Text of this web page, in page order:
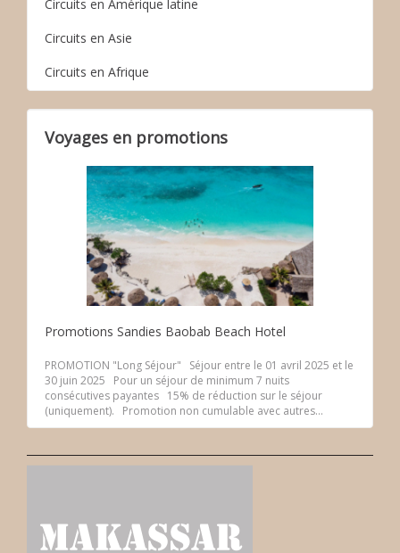
Circuits en Amérique latine
Circuits en Asie
Circuits en Afrique
Voyages en promotions
Promotions Sandies Baobab Beach Hotel
PROMOTION "Long Séjour" Séjour entre le 01 avril 2025 et le
30 juin 2025 Pour un séjour de minimum 7 nuits
consécutives payantes 15% de réduction sur le séjour
(uniquement). Promotion non cumulable avec autres...